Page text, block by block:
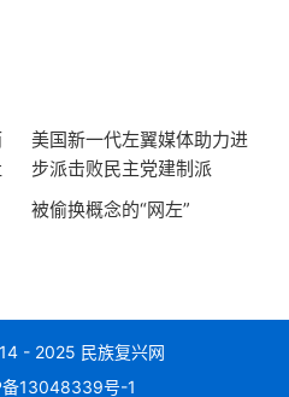
美国新一代左翼媒体助力进
步派击败民主党建制派
被偷换概念的“网左”
- 2025 民族复兴网
备13048339号-1